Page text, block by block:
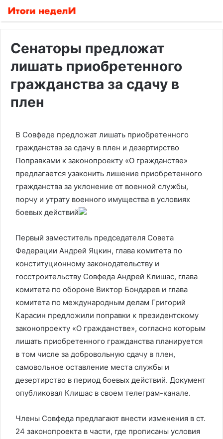
Сенаторы предложат
лишать приобретенного
гражданства за сдачу в
плен
В Совфеде предложат лишать приобретенного
гражданства за сдачу в плен и дезертирство
Поправками к законопроекту «О гражданстве»
предлагается узаконить лишение приобретенного
гражданства за уклонение от военной службы,
порчу и утрату военного имущества в условиях
боевых действий
Первый заместитель председателя Совета
Федерации Андрей Яцкин, глава комитета по
конституционному законодательству и
госстроительству Совфеда Андрей Клишас, глава
комитета по обороне Виктор Бондарев и глава
комитета по международным делам Григорий
Карасин предложили поправки к президентскому
законопроекту «О гражданстве», согласно которым
лишать приобретенного гражданства планируется
в том числе за добровольную сдачу в плен,
самовольное оставление места службы и
дезертирство в период боевых действий. Документ
опубликовал Клишас в своем телеграм-канале.
Члены Совфеда предлагают внести изменения в ст.
24 законопроекта в части, где прописаны условия